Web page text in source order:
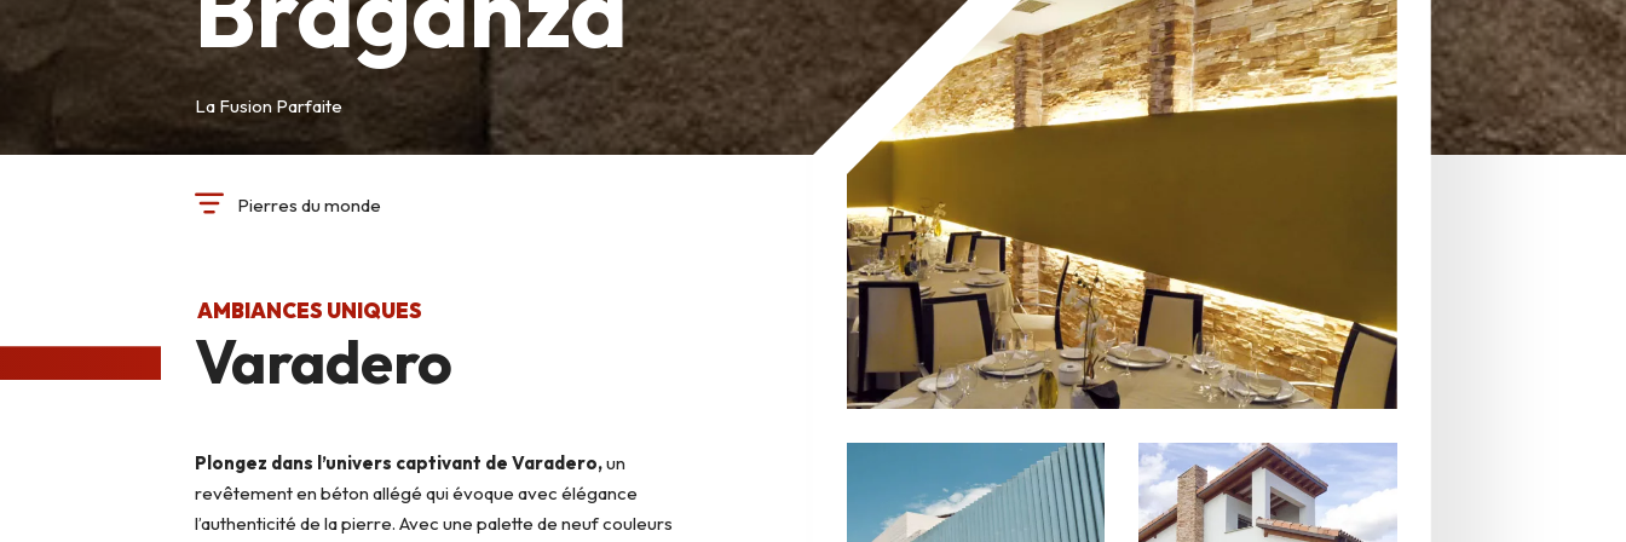
La Fusion Parfaite
Pierres du monde
AMBIANCES UNIQUES
Varadero
Plongez dans l’univers captivant de Varadero,un
revêtement en béton allégé qui évoque avec élégance
l’authenticité de la pierre. Avec une palette de neuf couleurs